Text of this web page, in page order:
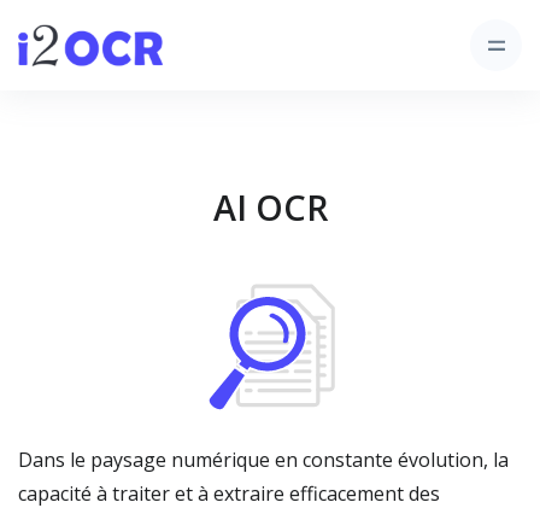
AI OCR
Dans le paysage numérique en constante évolution, la
capacité à traiter et à extraire efficacement des